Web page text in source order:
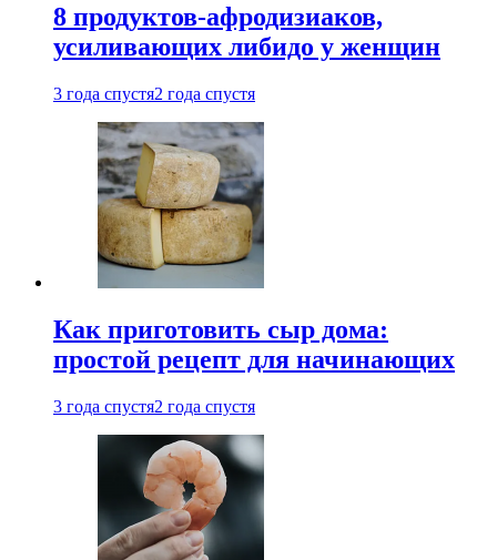
8 продуктов-афродизиаков,
усиливающих либидо у женщин
3 года спустя2 года спустя
Как приготовить сыр дома:
простой рецепт для начинающих
3 года спустя2 года спустя